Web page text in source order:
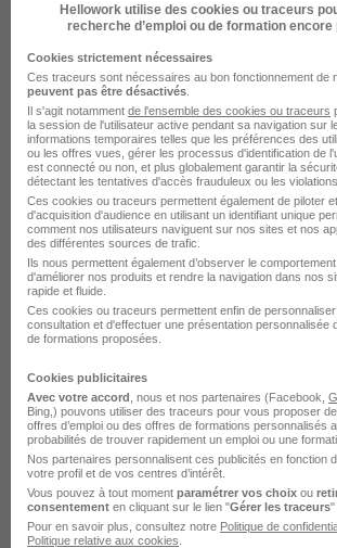
Soudeur Atelier H/F
Adwork’s Travail Temporaire
Missillac - 44
Soudeur 136 H/F
Hellowork utilise des cookies ou traceurs
recherche d’emploi ou de formation
Cookies strictement nécessaires
Ces traceurs sont nécessaires au bon fonctionnement de
peuvent pas être désactivés
Il s'agit notamment de l'ensemble des cookies ou traceurs
la session de l'utilisateur active pendant sa navigation sur
informations temporaires telles que les préférences des
ou les offres vues, gérer les processus d'identification de
est connecté ou non, et plus globalement garantir la
détectant les tentatives d'accès frauduleux ou les
Ces cookies ou traceurs permettent également de piloter
d'acquisition d'audience en utilisant un identifiant unique
comment nos utilisateurs naviguent sur nos sites et nos
des différentes sources de trafic.
Ils nous permettent également d’observer le
d'améliorer nos produits et rendre la navigation dans nos
rapide et fluide.
Ces cookies ou traceurs permettent enfin de
consultation et d'effectuer une présentation personnalisée
de formations proposées.
Cookies publicitaires
Avec votre accord , nous et nos partenaires (Facebook,
Bing,) pouvons utiliser des traceurs pour vous proposer
offres d’emploi ou des offres de formations personnalisés
probabilités de trouver rapidement un emploi ou une
Nos partenaires personnalisent ces publicités en fonction
votre profil et de vos centres d’intérêt.
Vous pouvez à tout moment paramétrer vos choix ou
consentement en cliquant sur le lien "Gérer les traceurs"
Pour en savoir plus, consultez notre Politique de
Politique relative aux cookies